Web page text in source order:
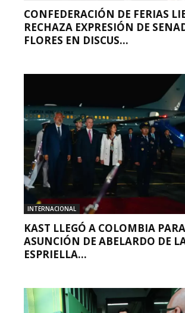
CONFEDERACIÓN DE FERIAS
RECHAZA EXPRESIÓN DE
FLORES EN DISCUS...
INTERNACIONAL
KAST LLEGÓ A COLOMBIA
ASUNCIÓN DE ABELARDO DE
ESPRIELLA...